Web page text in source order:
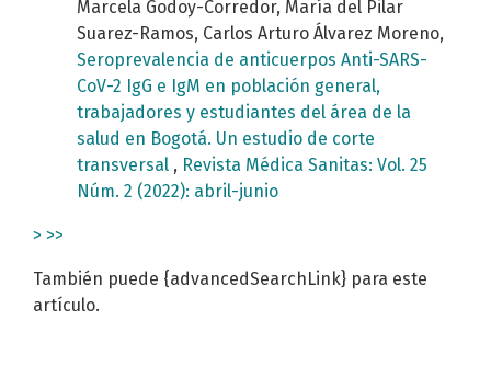
Marcela Godoy-Corredor, María del Pilar
Suarez-Ramos, Carlos Arturo Álvarez Moreno,
Seroprevalencia de anticuerpos Anti-SARS-
CoV-2 IgG e IgM en población general,
trabajadores y estudiantes del área de la
salud en Bogotá. Un estudio de corte
transversal , Revista Médica Sanitas: Vol. 25
Núm. 2 (2022): abril-junio
> >>
También puede {advancedSearchLink} para este
artículo.